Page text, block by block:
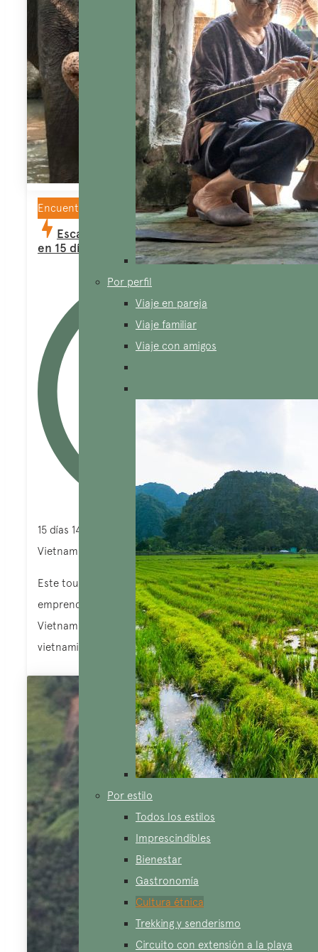
Por perfil
Viaje en pareja
Viaje familiar
Viaje con amigos
Por estilo
Todos los estilos
Imprescindibles
Bienestar
Gastronomía
Cultura étnica
Trekking y senderismo
Circuito con extensión a la playa
Encuentro étnico
Escapada a las Tierras Altas de Vietnam
en 15 días
15 días 14 noches
Vietnam, Tierras Altas
Este tour de 15 días en Vietnam te invita a
emprender un viaje a las Tierras Altas de
Vietnam, revelando la cuna de la cultura
vietnamita.